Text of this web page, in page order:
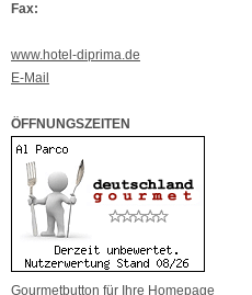
Fax:
www.hotel-diprima.de
E-Mail
ÖFFNUNGSZEITEN
Gourmetbutton für Ihre Homepage